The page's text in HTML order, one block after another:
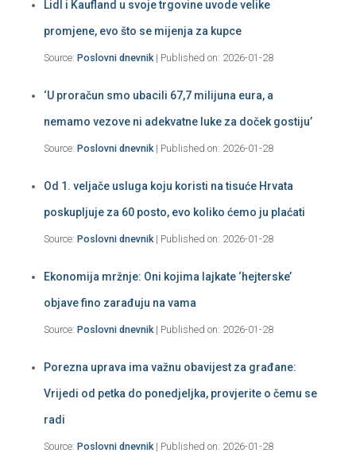
Lidl i Kaufland u svoje trgovine uvode velike
promjene, evo što se mijenja za kupce
Source: Poslovni dnevnik Published on: 2026-01-28
‘U proračun smo ubacili 67,7 milijuna eura, a
nemamo vezove ni adekvatne luke za doček gostiju’
Source: Poslovni dnevnik Published on: 2026-01-28
Od 1. veljače usluga koju koristi na tisuće Hrvata
poskupljuje za 60 posto, evo koliko ćemo ju plaćati
Source: Poslovni dnevnik Published on: 2026-01-28
Ekonomija mržnje: Oni kojima lajkate ‘hejterske’
objave fino zarađuju na vama
Source: Poslovni dnevnik Published on: 2026-01-28
Porezna uprava ima važnu obavijest za građane:
Vrijedi od petka do ponedjeljka, provjerite o čemu se
radi
Source: Poslovni dnevnik Published on: 2026-01-28